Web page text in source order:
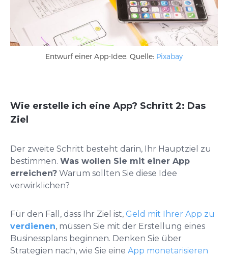
Entwurf einer App-Idee. Quelle: Pixabay
Wie erstelle ich eine App? Schritt 2: Das
Ziel
Der zweite Schritt besteht darin, Ihr Hauptziel zu
bestimmen. Was wollen Sie mit einer App
erreichen? Warum sollten Sie diese Idee
verwirklichen?
Für den Fall, dass Ihr Ziel ist, Geld mit Ihrer App zu
verdienen, müssen Sie mit der Erstellung eines
Businessplans beginnen. Denken Sie über
Strategien nach, wie Sie eine App monetarisieren